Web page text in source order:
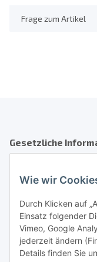
Frage zum Artikel
Gesetzliche
Email: info@auto-
Sie benötigen Hilfe?
Wie wir
Durch Klicken auf
Einsatz folgender
Vimeo, Google
jederzeit ändern
Details finden Sie